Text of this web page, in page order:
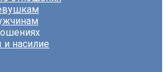
насилие